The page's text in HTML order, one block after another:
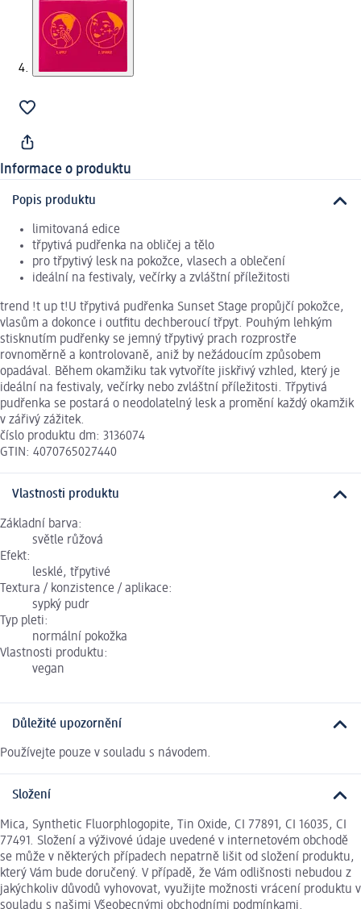
Informace o produktu
Popis produktu
limitovaná edice
třpytivá pudřenka na obličej a tělo
pro třpytivý lesk na pokožce, vlasech a oblečení
ideální na festivaly, večírky a zvláštní příležitosti
trend !t up t!U třpytivá pudřenka Sunset Stage propůjčí pokožce,
vlasům a dokonce i outfitu dechberoucí třpyt. Pouhým lehkým
stisknutím pudřenky se jemný třpytivý prach rozprostře
rovnoměrně a kontrolovaně, aniž by nežádoucím způsobem
opadával. Během okamžiku tak vytvoříte jiskřivý vzhled, který je
ideální na festivaly, večírky nebo zvláštní příležitosti. Třpytivá
pudřenka se postará o neodolatelný lesk a promění každý okamžik
v zářivý zážitek.
číslo produktu dm: 3136074
GTIN: 4070765027440
Vlastnosti produktu
Základní barva:
světle růžová
Efekt:
lesklé, třpytivé
Textura / konzistence / aplikace:
sypký pudr
Typ pleti:
normální pokožka
Vlastnosti produktu:
vegan
Důležité upozornění
Používejte pouze v souladu s návodem.
Složení
Mica, Synthetic Fluorphlogopite, Tin Oxide, CI 77891, CI 16035, CI
77491. Složení a výživové údaje uvedené v internetovém obchodě
se může v některých případech nepatrně lišit od složení produktu,
který Vám bude doručený. V případě, že Vám odlišnosti nebudou z
jakýchkoliv důvodů vyhovovat, využijte možnosti vrácení produktu v
souladu s našimi Všeobecnými obchodními podmínkami.